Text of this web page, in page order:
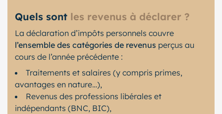
Quels sont les revenus à déclarer ?
La déclaration d’impôts personnels couvre
l’ensemble des catégories de revenus perçus au
cours de l’année précédente :
Traitements et salaires (y compris primes,
avantages en nature…),
Revenus des professions libérales et
indépendants (BNC, BIC),